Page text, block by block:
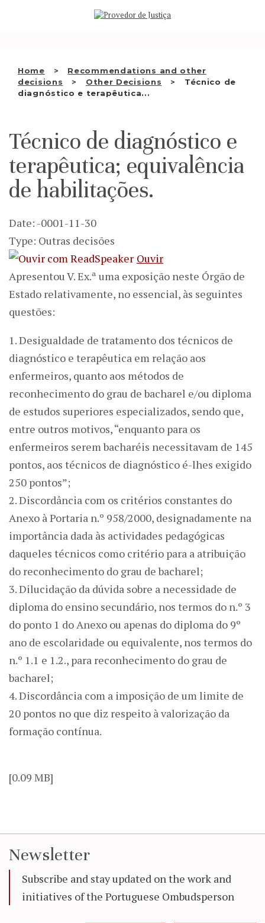
Home
Recommendations and other
decisions
Other Decisions
Técnico de
diagnóstico e terapêutica...
WHO WE ARE
INSTITUTION
EN
Técnico de diagnóstico e
terapêutica; equivalência
de habilitações.
Date: -0001-11-30
Type: Outras decisões
Ouvir
Apresentou V. Ex.ª uma exposição neste Órgão de
Estado relativamente, no essencial, às seguintes
questões:
1. Desigualdade de tratamento dos técnicos de
diagnóstico e terapêutica em relação aos
enfermeiros, quanto aos métodos de
reconhecimento do grau de bacharel e/ou diploma
de estudos superiores especializados, sendo que,
entre outros motivos, “enquanto para os
enfermeiros serem bacharéis necessitavam de 145
pontos, aos técnicos de diagnóstico é-lhes exigido
250 pontos”;
2. Discordância com os critérios constantes do
Anexo à Portaria n.º 958/2000, designadamente na
importância dada às actividades pedagógicas
daqueles técnicos como critério para a atribuição
do reconhecimento do grau de bacharel;
3. Dilucidação da dúvida sobre a necessidade de
diploma do ensino secundário, nos termos do n.º 3
do ponto 1 do Anexo ou apenas do diploma do 9º
ano de escolaridade ou equivalente, nos termos do
n.º 1.1 e 1.2., para reconhecimento do grau de
bacharel;
4. Discordância com a imposição de um limite de
20 pontos no que diz respeito à valorização da
formação contínua.
[0.09 MB]
Newsletter
Subscribe and stay updated on the work and
initiatives of the Portuguese Ombudsperson